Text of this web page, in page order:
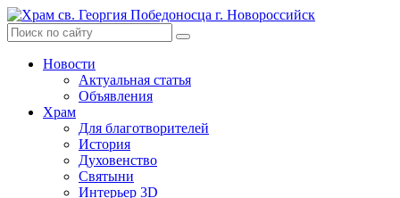
Skip
to
content
Новости
Актуальная статья
Объявления
Храм
Для благотворителей
История
Духовенство
Святыни
Интерьер 3D